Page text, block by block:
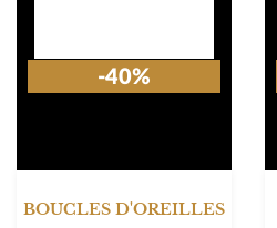
BOUCLES D'OREILLES
-40%